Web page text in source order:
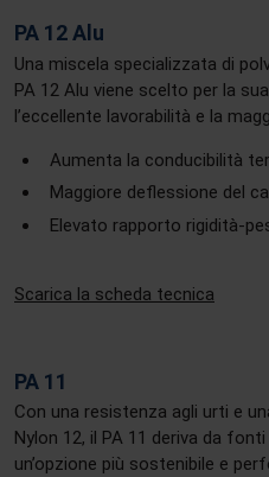
PA 12 Alu
Una miscela specializzata di
PA 12 Alu viene scelto per la
l’eccellente lavorabilità e la
Aumenta la conducibilità
Maggiore deflessione del
Elevato rapporto rigidità-
Scarica la scheda tecnica
PA 11
Con una resistenza agli urti e
Nylon 12, il PA 11 deriva da
un’opzione più sostenibile e